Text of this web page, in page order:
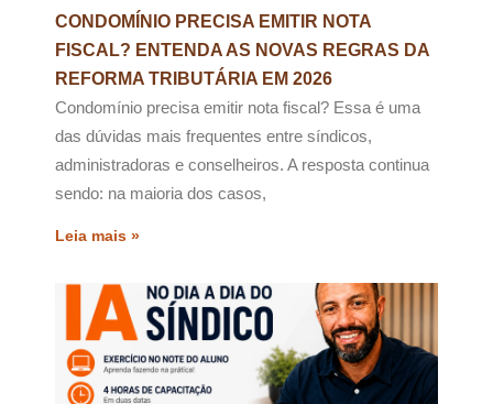
CONDOMÍNIO PRECISA EMITIR NOTA
FISCAL? ENTENDA AS NOVAS REGRAS DA
REFORMA TRIBUTÁRIA EM 2026
Condomínio precisa emitir nota fiscal? Essa é uma
das dúvidas mais frequentes entre síndicos,
administradoras e conselheiros. A resposta continua
sendo: na maioria dos casos,
Leia mais »